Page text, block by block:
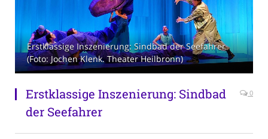
Erstklassige Inszenierung: Sindbad der Seefahrer
(Foto: Jochen Klenk. Theater Heilbronn)
Erstklassige Inszenierung: Sindbad
der Seefahrer
0